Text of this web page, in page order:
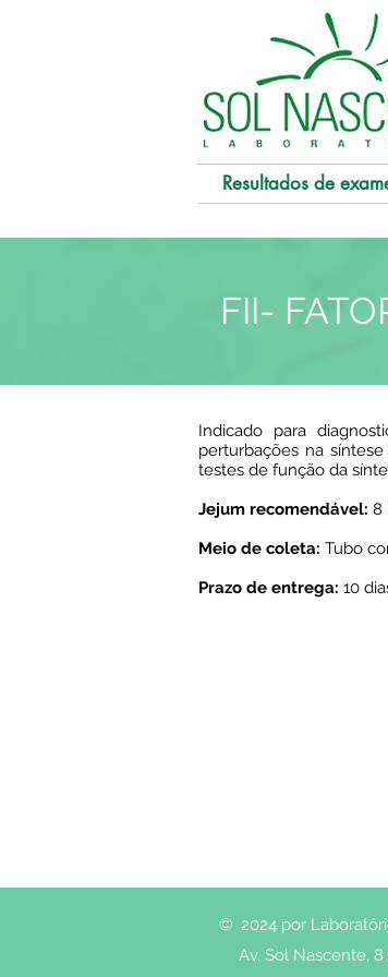
Resultados de
FII-
Indicado para
perturbações na
testes de função da
Jejum recomendável: 8
Meio de coleta: Tubo
Prazo de entrega: 10
© 2024 por
Av. Sol Nascente,